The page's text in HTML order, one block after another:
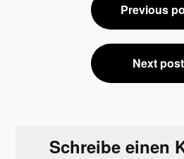
Previous
Next post
Schreibe einen